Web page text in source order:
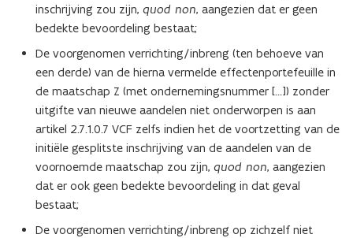
inschrijving zou zijn, quod non, aangezien dat er geen
bedekte bevoordeling bestaat;
De voorgenomen verrichting/inbreng (ten behoeve van
een derde) van de hierna vermelde effectenportefeuille in
de maatschap Z (met ondernemingsnummer […]) zonder
uitgifte van nieuwe aandelen niet onderworpen is aan
artikel 2.7.1.0.7 VCF zelfs indien het de voortzetting van de
initiële gesplitste inschrijving van de aandelen van de
voornoemde maatschap zou zijn, quod non, aangezien
dat er ook geen bedekte bevoordeling in dat geval
bestaat;
De voorgenomen verrichting/inbreng op zichzelf niet